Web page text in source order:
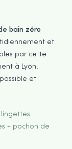
bain zéro
et
par cette
à Lyon.
et
lingettes
+ pochon de